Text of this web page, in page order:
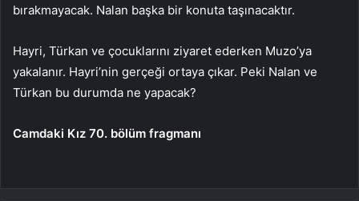
bırakmayacak. Nalan başka bir konuta taşınacaktır.
Hayri, Türkan ve çocuklarını ziyaret ederken Muzo’ya
yakalanır. Hayri’nin gerçeği ortaya çıkar. Peki Nalan ve
Türkan bu durumda ne yapacak?
Camdaki Kız 70. bölüm fragmanı